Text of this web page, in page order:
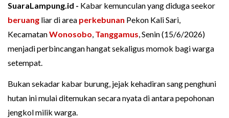
SuaraLampung.id - Kabar kemunculan yang diduga seekor
beruang liar di area perkebunan Pekon Kali Sari,
KecamatanWonosobo, Tanggamus, Senin (15/6/2026)
menjadi perbincangan hangat sekaligus momok bagi warga
setempat.
Bukan sekadar kabar burung, jejak kehadiran sang penghuni
hutan ini mulai ditemukan secara nyata di antara pepohonan
jengkol milik warga.